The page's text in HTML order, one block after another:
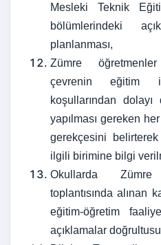
Mesleki Teknik
bölümlerindeki
planlanması,
Zümre
çevrenin eğitim
koşullarından
yapılması gereken
gerekçesini
ilgili birimine bilgi
Okullarda
toplantısında alınan
eğitim-öğretim
açıklamalar